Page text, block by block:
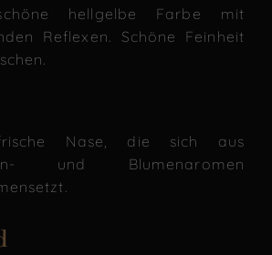
hellgelbe Farbe mit
Reflexen. Schöne Feinheit
Nase, die sich aus
und Blumenaromen